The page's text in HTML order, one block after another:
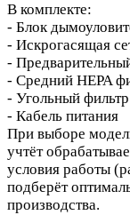
В комплекте:
- Блок
- Искрогасящая
-
- Средний HEPA
- Угольный
- Кабель питания
При выборе
учтёт
условия работы
подберёт
производства.